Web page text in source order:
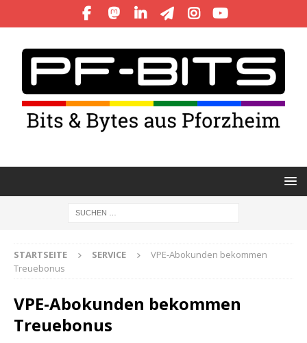
STARTSEITE SERVICE
VPE-Abokunden bekommen
Treuebonus
VPE-Abokunden bekommen
Treuebonus